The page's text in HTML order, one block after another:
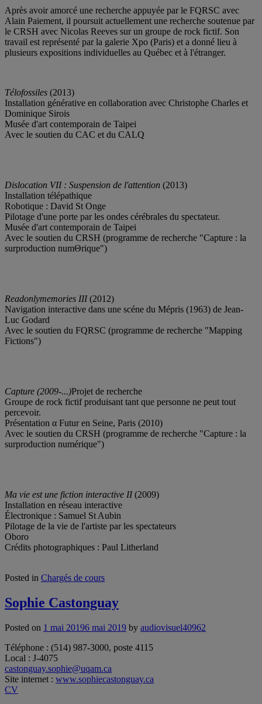
Après avoir amorcé une recherche appuyée par le FQRSC avec
Alain Paiement, il poursuit actuellement une recherche soutenue par
le CRSH avec Nicolas Reeves sur un groupe de rock fictif. Son
travail est représenté par la galerie Xpo (Paris) et a donné lieu à
plusieurs expositions individuelles au Québec et à l'étranger.
Télofossiles (2013)
Installation générative en collaboration avec Christophe Charles et
Dominique Sirois
Musée d'art contemporain de Taipei
Avec le soutien du CAC et du CALQ
Dislocation VII : Suspension de l'attention (2013)
Installation télépathique
Robotique : David St Onge
Pilotage d'une porte par les ondes cérébrales du spectateur.
Musée d'art contemporain de Taipei
Avec le soutien du CRSH (programme de recherche "Capture : la
surproduction numΘrique")
Readonlymemories III(2012)
Navigation interactive dans une scéne du Mépris (1963) de Jean-
Luc Godard
Avec le soutien du FQRSC (programme de recherche "Mapping
Fictions")
Capture (2009-...)Projet de recherche
Groupe de rock fictif produisant tant que personne ne peut tout
percevoir.
Présentation α Futur en Seine, Paris (2010)
Avec le soutien du CRSH (programme de recherche "Capture : la
surproduction numérique")
Ma vie est une fiction interactive II(2009)
Installation en réseau interactive
Électronique : Samuel St Aubin
Pilotage de la vie de l'artiste par les spectateurs
Oboro
Crédits photographiques : Paul Litherland
Posted in Chargés de cours
Sophie Castonguay
Posted on 1 mai 20196 mai 2019 by audiovisuel40962
Téléphone : (514) 987-3000, poste 4115
Local : J-4075
castonguay.sophie@uqam.ca
Site internet : www.sophiecastonguay.ca
CV